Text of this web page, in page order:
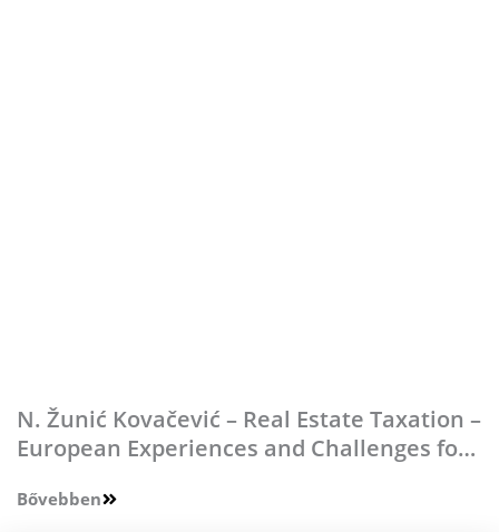
N. Žunić Kovačević – Real Estate Taxation –
European Experiences and Challenges for
Bővebben